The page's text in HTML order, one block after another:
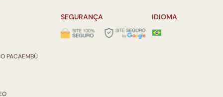
PACAEMBÚ
SEGURANÇA IDIOMA